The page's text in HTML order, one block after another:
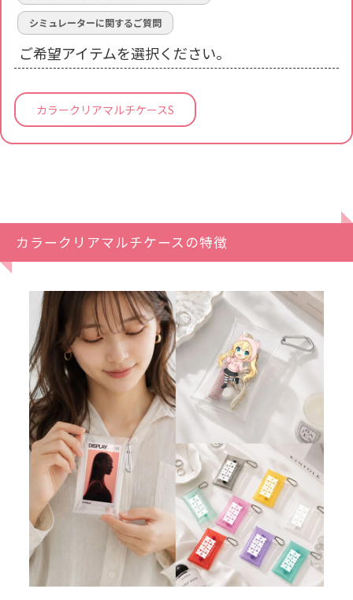
シミュレーターに関するご質問
ご希望アイテムを選択ください。
カラークリアマルチケースS
カラークリアマルチケースの特徴